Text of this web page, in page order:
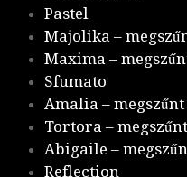
Pastel
Majolika –
Maxima –
Sfumato
Amalia – megszűnt
Tortora – megszűnt
Abigaile –
Reflection